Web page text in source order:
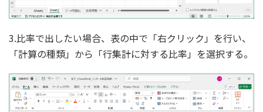
3.比率で出したい場合、表の中で「右クリック」を行い、
「計算の種類」から「行集計に対する比率」を選択する。